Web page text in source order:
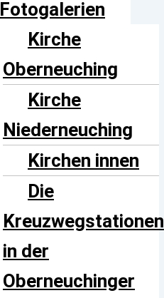
Fotogalerien
Kirche
Oberneuching
Kirche
Niederneuching
Kirchen innen
Die
Kreuzwegstationen
in der
Oberneuchinger